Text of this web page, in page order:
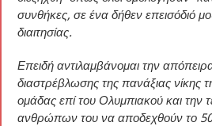
συνθήκες, σε ένα δήθεν επεισόδιό
διαιτησίας.
Επειδή αντιλαμβάνομαι την
διαστρέβλωσης της πανάξιας νίκης
ομάδας επί του Ολυμπιακού και την
ανθρώπων του να αποδεχθούν το